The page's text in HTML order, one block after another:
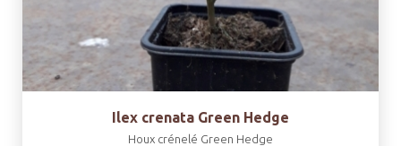
Ilex crenata Green Hedge
Houx crénelé Green Hedge